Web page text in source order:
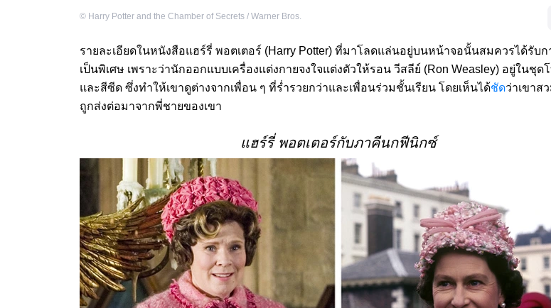
© Harry Potter and the Chamber of Secrets / Warner Bros.
รายละเอียดในหนังสือแฮร์รี่ พอตเตอร์ (Harry Potter) ที่มาโลดแล่นอยู่บนหน้าจอนั้นสมควรได้รับก
เป็นพิเศษ เพราะว่านักออกแบบเครื่องแต่งกายจงใจแต่งตัวให้รอน วีสลีย์ (Ron Weasley) อยู่ในชุด
และสีซีด ซึ่งทำให้เขาดูต่างจากเพื่อน ๆ ที่ร่ำรวยกว่าและเพื่อนร่วมชั้นเรียน โดยเห็นได้ชัดว่าเขาส
ถูกส่งต่อมาจากพี่ชายของเขา
แฮร์รี่ พอตเตอร์กับภาคีนกฟีนิกซ์